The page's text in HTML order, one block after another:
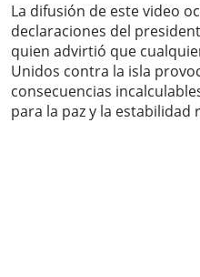
La difusión de este video
declaraciones del
quien advirtió que
Unidos contra la isla
consecuencias
para la paz y la estabilidad